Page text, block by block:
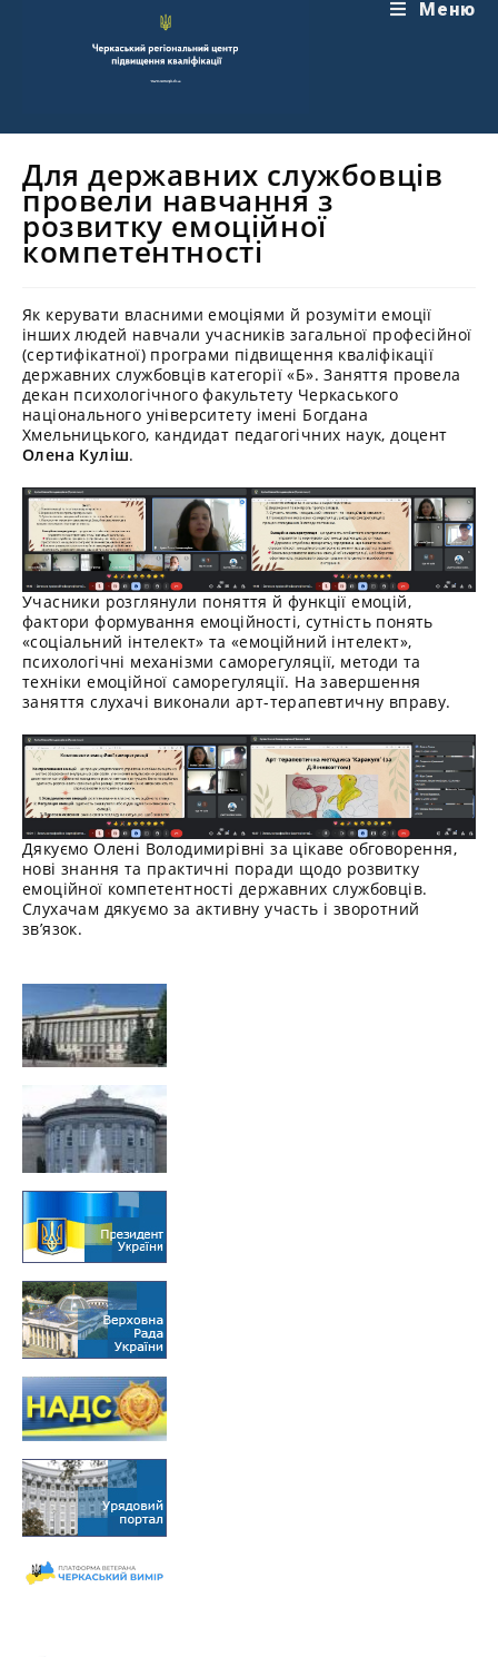
Меню
Для державних службовців
провели навчання з
розвитку емоційної
компетентності
Як керувати власними емоціями й розуміти емоції
інших людей навчали учасників загальної професійної
(сертифікатної) програми підвищення кваліфікації
державних службовців категорії «Б». Заняття провела
декан психологічного факультету Черкаського
національного університету імені Богдана
Хмельницького, кандидат педагогічних наук, доцент
Олена Куліш.
Учасники розглянули поняття й функції емоцій,
фактори формування емоційності, сутність понять
«соціальний інтелект» та «емоційний інтелект»,
психологічні механізми саморегуляції, методи та
техніки емоційної саморегуляції. На завершення
заняття слухачі виконали арт-терапевтичну вправу.
Дякуємо Олені Володимирівні за цікаве обговорення,
нові знання та практичні поради щодо розвитку
емоційної компетентності державних службовців.
Слухачам дякуємо за активну участь і зворотний
зв’язок.